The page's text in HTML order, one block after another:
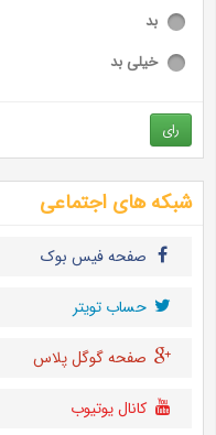
بد
خیلی بد
رای
شبکه های اجتماعی
صفحه فیس بوک
حساب تويتر
صفحه گوگل پلاس
کانال یوتیوب